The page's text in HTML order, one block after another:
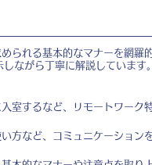
られる基本的なマナーを網羅
ながら丁寧に解説しています。
室するなど、リモートワーク
方など、コミュニケーション